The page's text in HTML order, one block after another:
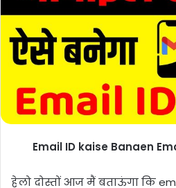
Email ID kaise Banaen
हेलो दोस्तों आज मैं बताऊंगा कि